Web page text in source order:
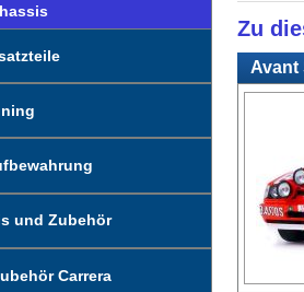
und Zubehör
Carrera
Zu
Avant